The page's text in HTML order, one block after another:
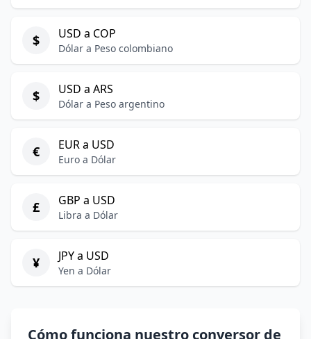
$ USD a COP
Dólar a Peso colombiano
$ USD a ARS
Dólar a Peso argentino
€ EUR a USD
Euro a Dólar
£ GBP a USD
Libra a Dólar
¥ JPY a USD
Yen a Dólar
Cómo funciona nuestro conversor de